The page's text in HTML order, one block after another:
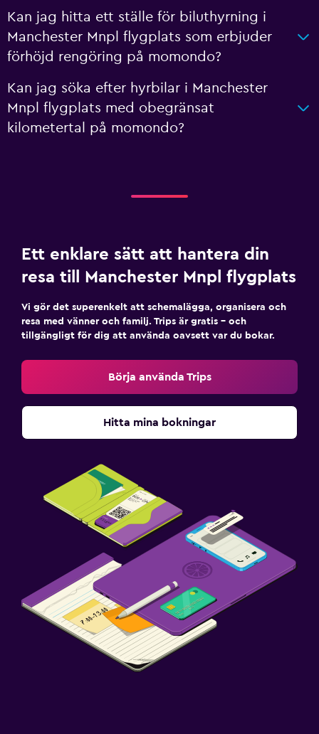
Kan jag hitta ett ställe för biluthyrning i
Manchester Mnpl flygplats som erbjuder
förhöjd rengöring på momondo?
Kan jag söka efter hyrbilar i Manchester
Mnpl flygplats med obegränsat
kilometertal på momondo?
Ett enklare sätt att hantera din
resa till Manchester Mnpl flygplats
Vi gör det superenkelt att schemalägga, organisera och
resa med vänner och familj. Trips är gratis – och
tillgängligt för dig att använda oavsett var du bokar.
Börja använda Trips
Hitta mina bokningar